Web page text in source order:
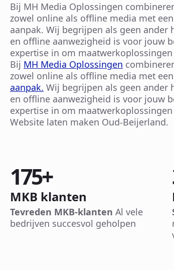
Bij MH Media Oplossingen
zowel online als offline media met
aanpak. Wij begrijpen als geen
en offline aanwezigheid is voor jouw
expertise in om
Bij MH Media Oplossingen
zowel online als offline media met een
aanpak. Wij begrijpen als geen ander
en offline aanwezigheid is voor jouw
expertise in om
Website laten maken Oud-Beijerland.
175+
MKB klanten
Tevreden MKB-klanten Al vele
bedrijven succesvol geholpen